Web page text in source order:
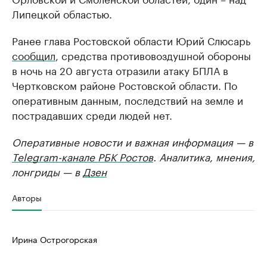
Липецкой областью.
Ранее глава Ростовской области Юрий Слюсарь
сообщил , средства противовоздушной обороны
в ночь на 20 августа отразили атаку БПЛА в
Чертковском районе Ростовской области. По
оперативным данным, последствий на земле и
пострадавших среди людей нет.
Оперативные новости и важная информация — в
Telegram-канале РБК Ростов. Аналитика, мнения,
лонгриды — в Дзен
Авторы
Ирина Острогорская